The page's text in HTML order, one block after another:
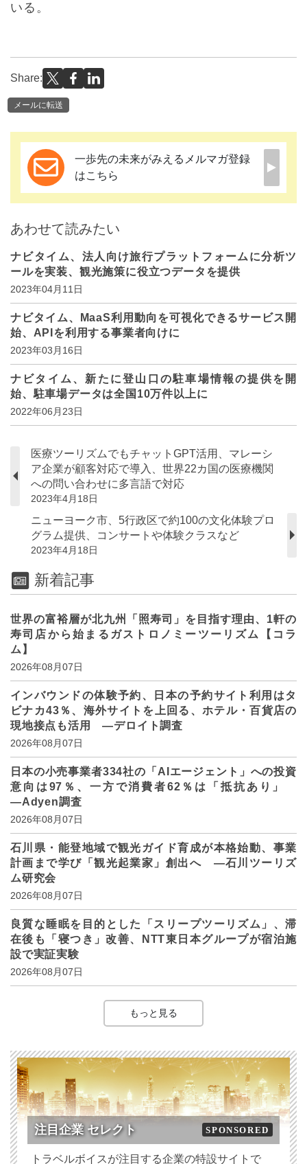
いる。
Share:
メールに転送
一歩先の未来がみえるメルマガ登録
はこちら
あわせて読みたい
ナビタイム、法人向け旅行プラットフォームに分析ツ
ールを実装、観光施策に役立つデータを提供
2023年04月11日
ナビタイム、MaaS利用動向を可視化できるサービス開
始、APIを利用する事業者向けに
2023年03月16日
ナビタイム、新たに登山口の駐車場情報の提供を開
始、駐車場データは全国10万件以上に
2022年06月23日
医療ツーリズムでもチャットGPT活用、マレーシ
ア企業が顧客対応で導入、世界22カ国の医療機関
への問い合わせに多言語で対応
2023年4月18日
ニューヨーク市、5行政区で約100の文化体験プロ
グラム提供、コンサートや体験クラスなど
2023年4月18日
新着記事
世界の富裕層が北九州「照寿司」を目指す理由、1軒の
寿司店から始まるガストロノミーツーリズム【コラ
ム】
2026年08月07日
インバウンドの体験予約、日本の予約サイト利用はタ
ビナカ43％、海外サイトを上回る、ホテル・百貨店の
現地接点も活用 ―デロイト調査
2026年08月07日
日本の小売事業者334社の「AIエージェント」への投資
意向は97％、一方で消費者62％は「抵抗あり」
―Adyen調査
2026年08月07日
石川県・能登地域で観光ガイド育成が本格始動、事業
計画まで学び「観光起業家」創出へ ―石川ツーリズ
ム研究会
2026年08月07日
良質な睡眠を目的とした「スリープツーリズム」、滞
在後も「寝つき」改善、NTT東日本グループが宿泊施
設で実証実験
2026年08月07日
もっと見る
注目企業 セレクト SPONSORED
トラベルボイスが注目する企業の特設サイトで